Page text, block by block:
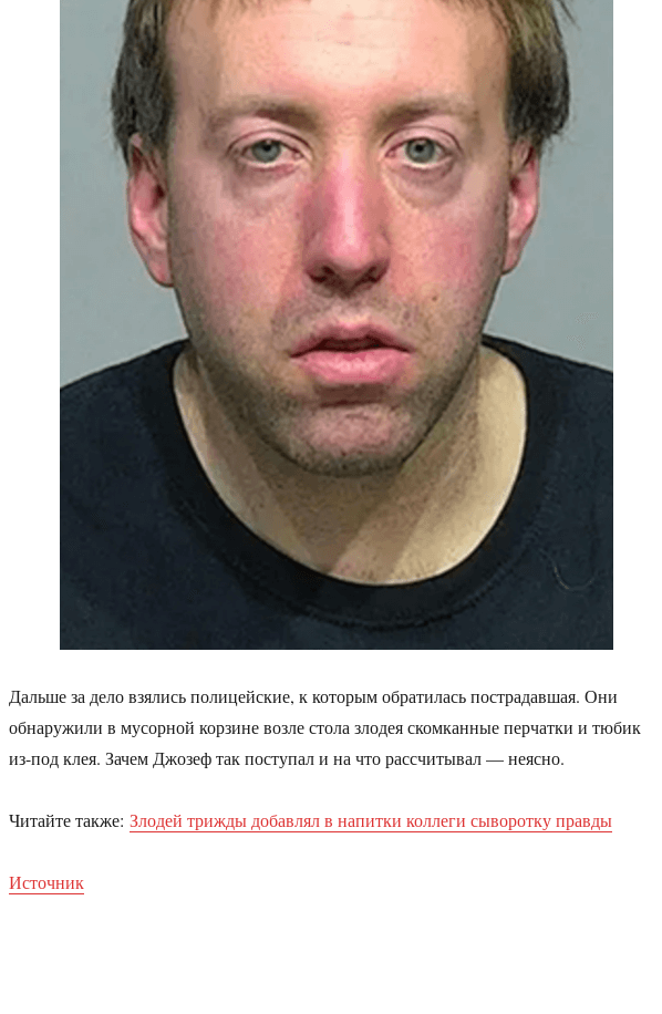
Дальше за дело взялись полицейские, к которым обратилась пострадавшая. Они
обнаружили в мусорной корзине возле стола злодея скомканные перчатки и тюбик
из-под клея. Зачем Джозеф так поступал и на что рассчитывал — неясно.
Читайте также: Злодей трижды добавлял в напитки коллеги сыворотку правды
Источник